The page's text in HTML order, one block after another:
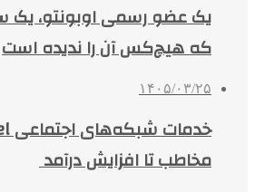
یک عضو رسمی اوبونتو، یک
که هیچ‌کس آن را ندیده است
۱۴۰۵/۰۳/۲۵
مخاطب تا افزایش درآمد